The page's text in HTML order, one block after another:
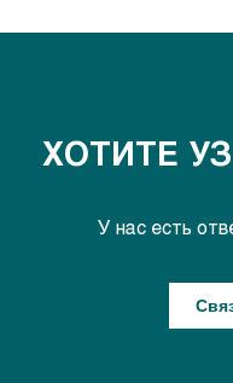
ХОТИТЕ
У нас есть